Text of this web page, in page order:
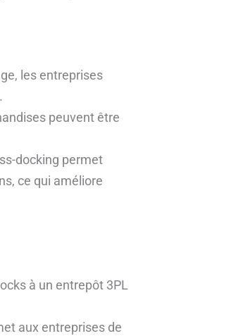
les entreprises
peuvent être
docking permet
ce qui améliore
à un entrepôt 3PL
aux entreprises de